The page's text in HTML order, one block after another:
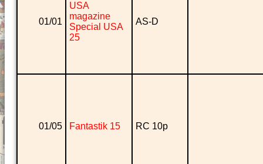
01/01
USA
magazine
Special USA
25
AS-D
01/05 Fantastik 15 RC 10p